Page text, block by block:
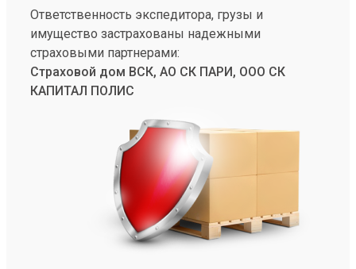
Ответственность экспедитора, грузы и
имущество застрахованы надежными
страховыми партнерами:
Страховой дом ВСК, АО СК ПАРИ, ООО СК
КАПИТАЛ ПОЛИС